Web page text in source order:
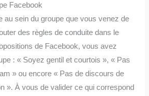
Facebook
au sein du groupe que vous venez de
des règles de conduite dans le
de Facebook, vous avez
: « Soyez gentil et courtois », « Pas
» ou encore « Pas de discours de
». À vous de valider ce qui correspond